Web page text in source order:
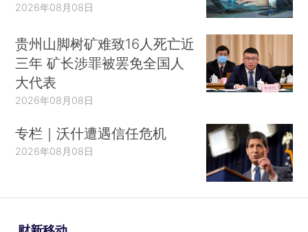
2026年08月08日
贵州山脚树矿难致16人死亡近
三年 矿长涉罪被罢免全国人
大代表
2026年08月08日
专栏｜沃什遭遇信任危机
2026年08月08日